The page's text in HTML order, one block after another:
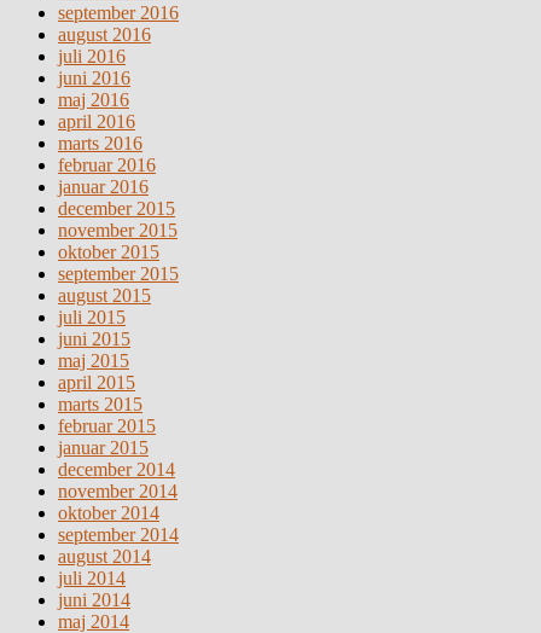
september 2016
august 2016
juli 2016
juni 2016
maj 2016
april 2016
marts 2016
februar 2016
januar 2016
december 2015
november 2015
oktober 2015
september 2015
august 2015
juli 2015
juni 2015
maj 2015
april 2015
marts 2015
februar 2015
januar 2015
december 2014
november 2014
oktober 2014
september 2014
august 2014
juli 2014
juni 2014
maj 2014